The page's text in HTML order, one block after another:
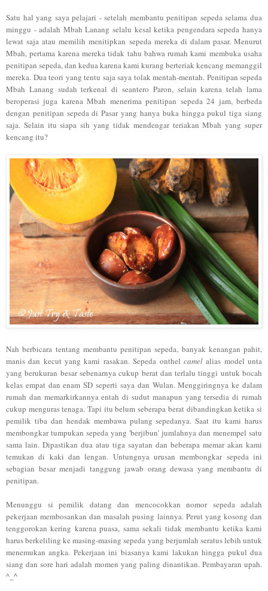
Satu hal yang saya pelajari -setelah membantupenitipan sepeda selama dua
minggu -adalah Mbah Lanang selalu kesal ketika pengendara sepeda hanya
lewat saja atau memilih menitipkan sepeda mereka di dalam pasar.Menurut
Mbah, pertama karena mereka tidak tahu bahwa rumah kami membuka usaha
penitipan sepeda, dan kedua karena kami kurang berteriak kencang memanggil
mereka. Dua teori yang tentu sajasaya tolak mentah-mentah. Penitipan sepeda
Mbah Lanang sudahterkenal di seantero Paron, selain karenatelahlama
beroperasi juga karenaMbah menerima penitipan sepeda 24 jam, berbeda
dengan penitipan sepeda di Pasar yang hanya buka hingga pukul tiga siang
saja. Selain itu siapa sih yang tidak mendengar teriakanMbah yang super
kencang itu?
Nah berbicara tentang membantu penitipan sepeda, banyak kenangan pahit,
manis dan kecut yang kami rasakan. Sepeda onthel camelalias model unta
yang berukuran besar sebenarnya cukup berat dan terlalu tinggi untuk bocah
kelas empat dan enam SD seperti saya dan Wulan. Menggiringnya ke dalam
rumah dan memarkirkannya entah di sudut manapun yang tersedia di rumah
cukup menguras tenaga. Tapi itu belum seberapa berat dibandingkan ketika si
pemilik tiba dan hendak membawa pulang sepedanya.Saat itu kami harus
membongkar tumpukan sepeda yang 'berjibun' jumlahnya dan menempel satu
sama lain. Dipastikan dua atau tiga sayatan dan beberapa memar akan kami
temukan di kaki dan lengan. Untungnya urusan membongkar sepeda ini
sebagian besar menjadi tanggung jawab orang dewasa yang membantu di
penitipan.
Menunggu si pemilik datang dan mencocokkan nomor sepeda adalah
pekerjaan membosankan dan masalah pusing lainnya. Perut yang kosong dan
tenggorokan kering karena puasa, sama sekali tidak membantu ketika kami
harus berkeliling ke masing-masing sepeda yang berjumlah seratus lebih untuk
menemukan angka. Pekerjaan ini biasanya kami lakukan hingga pukul dua
siang dan sore hari adalah momen yang paling dinantikan. Pembayaran upah.
^_^